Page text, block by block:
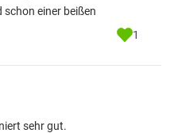
einer beißen
1
sehr gut.